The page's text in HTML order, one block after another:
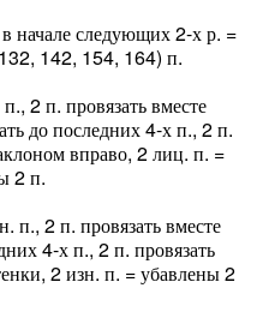
начале следующих 2-х р. =
142, 154, 164) п.
2 п. провязать вместе
до последних 4-х п., 2 п.
вправо, 2 лиц. п. =
2 п.
п., 2 п. провязать вместе
4-х п., 2 п. провязать
2 изн. п. = убавлены 2